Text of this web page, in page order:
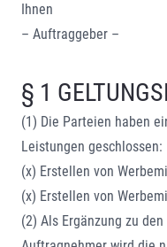
Ihnen
– Auftraggeber –
§ 1
(1) Die Parteien haben
Leistungen geschlossen:
(x) Erstellen von
(x) Erstellen von
(2) Als Ergänzung zu